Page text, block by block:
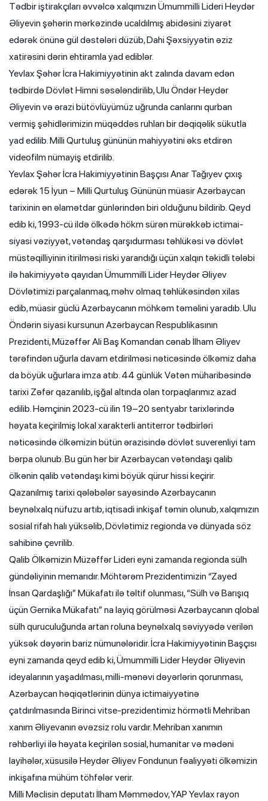
Tədbir iştirakçıları əvvəlcə xalqımızın Ümummilli Lideri Heydər
Əliyevin şəhərin mərkəzində ucaldılmış abidəsini ziyarət
edərək önünə gül dəstələri düzüb, Dahi Şəxsiyyətin əziz
xatirəsini dərin ehtiramla yad ediblər.
Yevlax Şəhər İcra Hakimiyyətinin akt zalında davam edən
tədbirdə Dövlət Himni səsələndirilib, Ulu Öndər Heydər
Əliyevin və ərazi bütövlüyümüz uğrunda canlarını qurban
vermiş şəhidlərimizin müqəddəs ruhları bir dəqiqəlik sükutla
yad edilib. Milli Qurtuluş gününün mahiyyətini əks etdirən
videofilm nümayiş etdirilib.
Yevlax Şəhər İcra Hakimiyyətinin Başçısı Anar Tağıyev çıxış
edərək 15 İyun – Milli Qurtuluş Gününün müasir Azərbaycan
tarixinin ən əlamətdar günlərindən biri olduğunu bildirib. Qeyd
edib ki, 1993-cü ildə ölkədə hökm sürən mürəkkəb ictimai-
siyasi vəziyyət, vətəndaş qarşıdurması təhlükəsi və dövlət
müstəqilliyinin itirilməsi riski yarandığı üçün xalqın təkidli tələbi
ilə hakimiyyətə qayıdan Ümummilli Lider Heydər Əliyev
Dövlətimizi parçalanmaq, məhv olmaq təhlükəsindən xilas
edib, müasir güclü Azərbaycanın möhkəm təməlini yaradıb. Ulu
Öndərin siyasi kursunun Azərbaycan Respublikasının
Prezidenti, Müzəffər Ali Baş Komandan cənab İlham Əliyev
tərəfindən uğurla davam etdirilməsi nəticəsində ölkəmiz daha
da böyük uğurlara imza atıb. 44 günlük Vətən müharibəsində
tarixi Zəfər qazanılıb, işğal altında olan torpaqlarımız azad
edilib. Həmçinin 2023-cü ilin 19–20 sentyabr tarixlərində
həyata keçirilmiş lokal xarakterli antiterror tədbirləri
nəticəsində ölkəmizin bütün ərazisində dövlət suverenliyi tam
bərpa olunub. Bu gün hər bir Azərbaycan vətəndaşı qalib
ölkənin qalib vətəndaşı kimi böyük qürur hissi keçirir.
Qazanılmış tarixi qələbələr sayəsində Azərbaycanın
beynəlxalq nüfuzu artıb, iqtisadi inkişaf təmin olunub, xalqımızın
sosial rifah halı yüksəlib, Dövlətimiz regionda və dünyada söz
sahibinə çevrilib.
Qalib Ölkəmizin Müzəffər Lideri eyni zamanda regionda sülh
gündəliyinin memarıdır. Möhtərəm Prezidentimizin “Zayed
İnsan Qardaşlığı” Mükafatı ilə təltif olunması, “Sülh və Barışıq
üçün Gernika Mükafatı” na layiq görülməsi Azərbaycanın qlobal
sülh quruculuğunda artan roluna beynəlxalq səviyyədə verilən
yüksək dəyərin bariz nümunələridir. İcra Hakimiyyətinin Başçısı
eyni zamanda qeyd edib ki, Ümummilli Lider Heydər Əliyevin
ideyalarının yaşadılması, milli-mənəvi dəyərlərin qorunması,
Azərbaycan həqiqətlərinin dünya ictimaiyyətinə
çatdırılmasında Birinci vitse-prezidentimiz hörmətli Mehriban
xanım Əliyevanın əvəzsiz rolu vardır. Mehriban xanımın
rəhbərliyi ilə həyata keçirilən sosial, humanitar və mədəni
layihələr, xüsusilə Heydər Əliyev Fondunun fəaliyyəti ölkəmizin
inkişafına mühüm töhfələr verir.
Milli Məclisin deputatı İlham Məmmədov, YAP Yevlax rayon